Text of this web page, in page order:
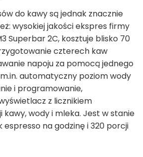
do kawy są jednak znacznie
wysokiej jakości ekspres firmy
Superbar 2C, kosztuje blisko 70
czterech kaw
napoju za pomocą jednego
automatyczny poziom wody
i programowanie,
z licznikiem
wody i mleka. Jest w stanie
espresso na godzinę i 320 porcji